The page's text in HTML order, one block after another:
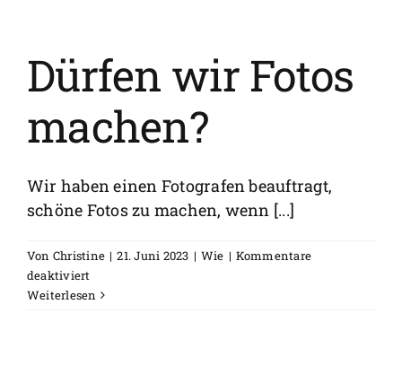
Dürfen wir Fotos
machen?
Wir haben einen Fotografen beauftragt,
schöne Fotos zu machen, wenn [...]
Von Christine | 21. Juni 2023 | Wie | Kommentare
deaktiviert
Dürfen
Weiterlesen